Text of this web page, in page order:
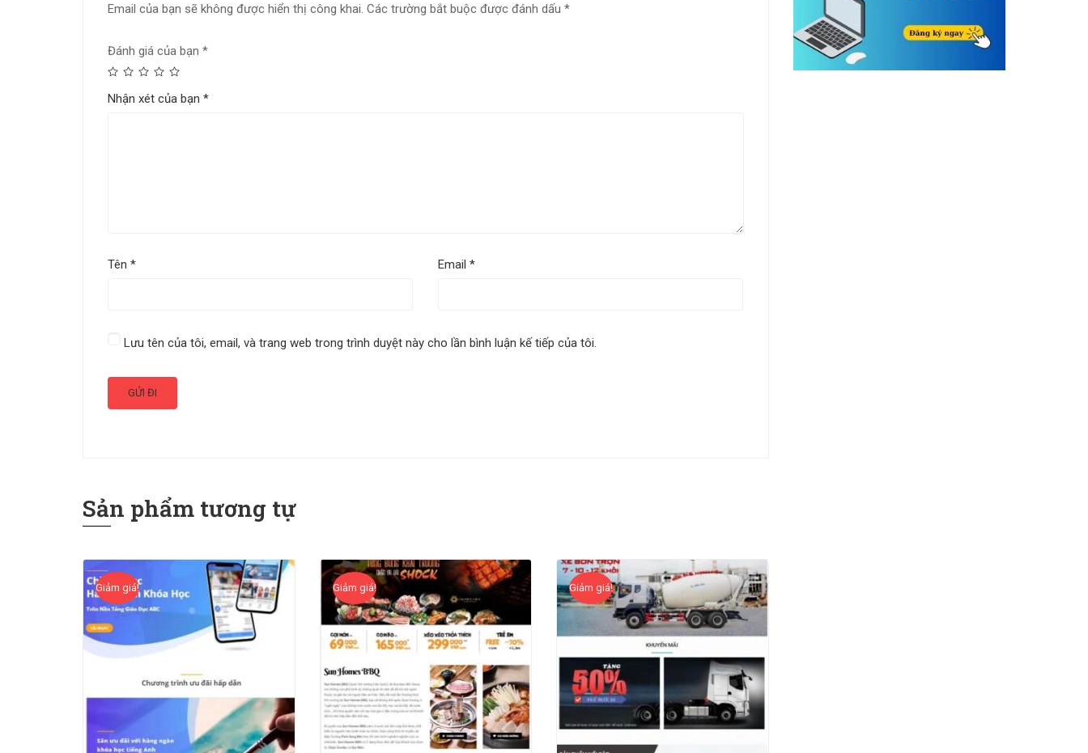
Email của bạn sẽ không được hiển thị công khai. Các trường bắt buộc được đánh dấu *
Đánh giá của bạn *
Nhận xét của bạn *
Tên * Email*
Lưu tên của tôi, email, và trang web trong trình duyệt này cho lần bình luận kế tiếp của tôi.
Sản phẩm tương tự
Giảm giá! Giảm giá! Giảm giá!